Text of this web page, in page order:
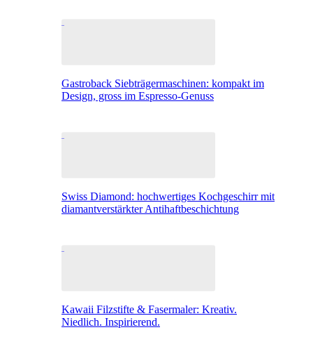
Gastroback Siebträgermaschinen: kompakt im
Design, gross im Espresso-Genuss
Swiss Diamond: hochwertiges Kochgeschirr mit
diamantverstärkter Antihaftbeschichtung
Kawaii Filzstifte & Fasermaler: Kreativ.
Niedlich. Inspirierend.